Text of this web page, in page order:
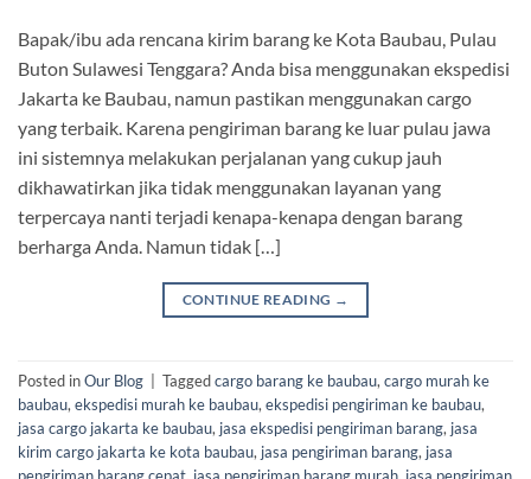
Bapak/ibu ada rencana kirim barang ke Kota Baubau, Pulau
Buton Sulawesi Tenggara? Anda bisa menggunakan ekspedisi
Jakarta ke Baubau, namun pastikan menggunakan cargo
yang terbaik. Karena pengiriman barang ke luar pulau jawa
ini sistemnya melakukan perjalanan yang cukup jauh
dikhawatirkan jika tidak menggunakan layanan yang
terpercaya nanti terjadi kenapa-kenapa dengan barang
berharga Anda. Namun tidak […]
CONTINUE READING →
Posted inOur Blog Taggedcargo barang ke baubau,cargo murah ke
baubau,ekspedisi murah ke baubau,ekspedisi pengiriman ke baubau,
jasa cargo jakarta ke baubau, jasa ekspedisi pengiriman barang, jasa
kirim cargo jakarta ke kota baubau, jasa pengiriman barang, jasa